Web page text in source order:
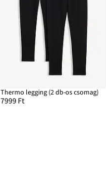
Thermo legging (2 db-os csomag)
7999 Ft